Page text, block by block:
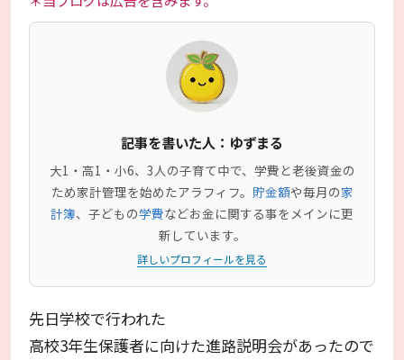
記事を書いた人：ゆずまる
大1・高1・小6、3人の子育て中で、学費と老後資金の
ため家計管理を始めたアラフィフ。 貯金額や毎月の家
計簿、子どもの学費などお金に関する事をメインに更
新しています。
詳しいプロフィールを見る
先日学校で行われた
高校3年生保護者に向けた進路説明会があったので